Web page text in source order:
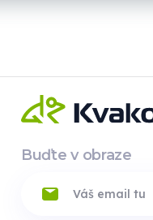
Buďte v obraze